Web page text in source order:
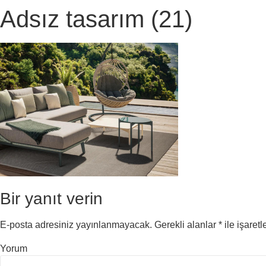
Adsız tasarım (21)
Bir yanıt verin
E-posta adresiniz yayınlanmayacak. Gerekli alanlar * ile
Yorum